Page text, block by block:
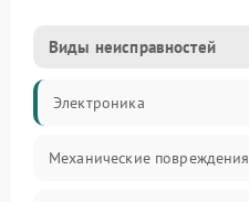
Виды неисправностей
Электроника
Механические повреждения